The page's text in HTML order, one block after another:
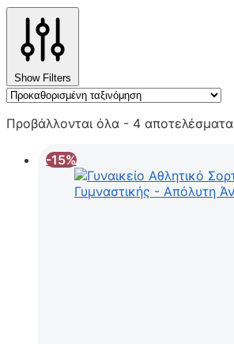
Show Filters
Προβάλλονται όλα - 4 αποτελέσματα
-15%